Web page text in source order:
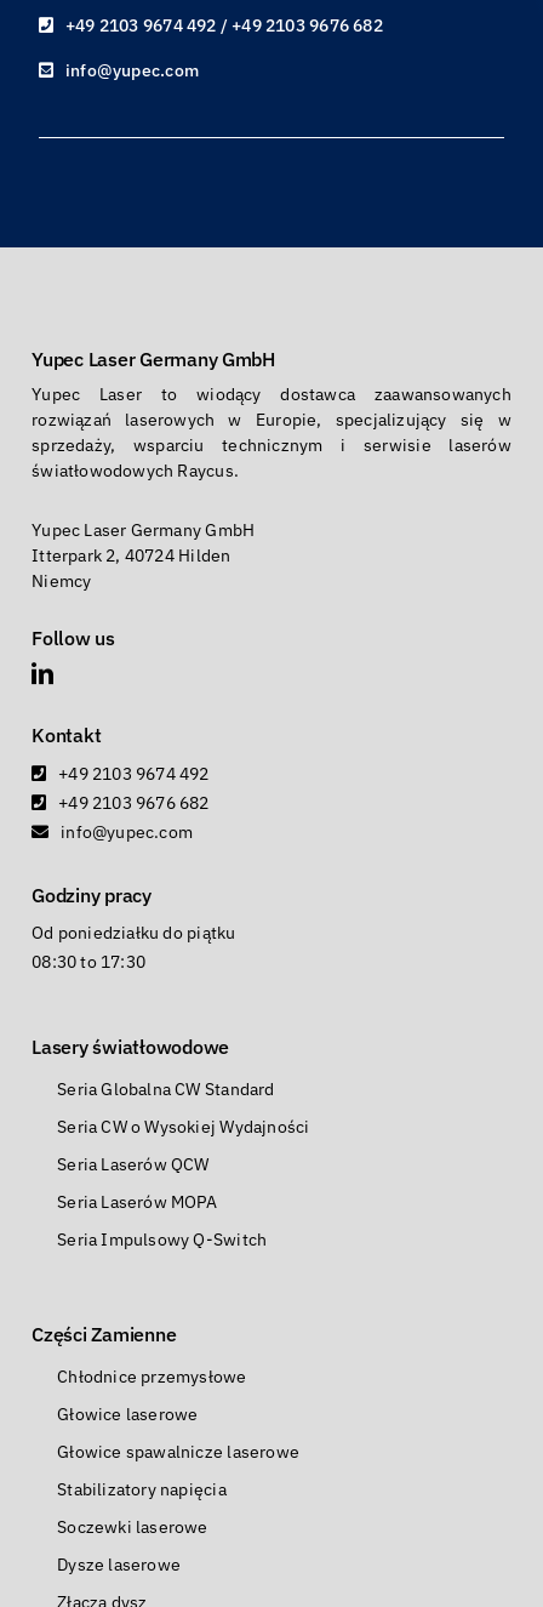
+49 2103 9674 492 / +49 2103 9676 682
info@yupec.com
Yupec Laser Germany GmbH
Yupec Laser to wiodący dostawca zaawansowanych
rozwiązań laserowych w Europie, specjalizujący się w
sprzedaży, wsparciu technicznym i serwisie laserów
światłowodowych Raycus.
Yupec Laser Germany GmbH
Itterpark 2, 40724 Hilden
Niemcy
Follow us
Kontakt
+49 2103 9674 492
+49 2103 9676 682
info@yupec.com
Godziny pracy
Od poniedziałku do piątku
08:30 to 17:30
Lasery światłowodowe
Seria Globalna CW Standard
Seria CW o Wysokiej Wydajności
Seria Laserów QCW
Seria Laserów MOPA
Seria Impulsowy Q-Switch
Części Zamienne
Chłodnice przemysłowe
Głowice laserowe
Głowice spawalnicze laserowe
Stabilizatory napięcia
Soczewki laserowe
Dysze laserowe
Złącza dysz